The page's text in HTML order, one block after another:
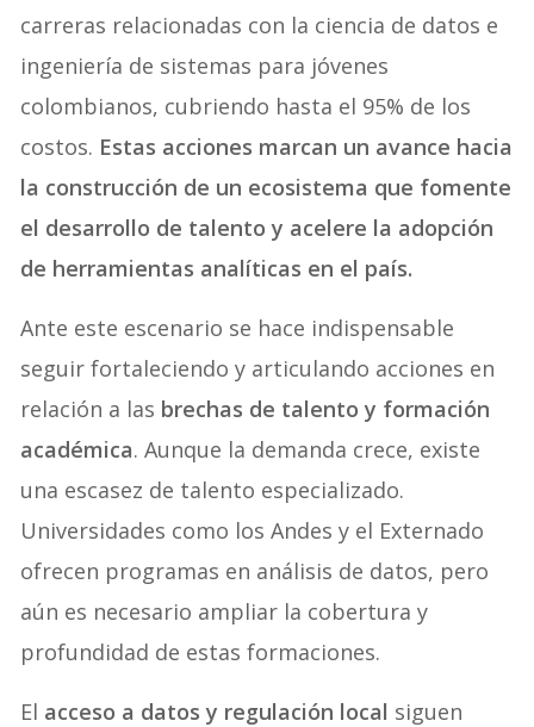
carreras relacionadas con la ciencia de datos e
ingeniería de sistemas para jóvenes
colombianos, cubriendo hasta el 95% de los
costos. Estas acciones marcan un avance hacia
la construcción de un ecosistema que fomente
el desarrollo de talento y acelere la adopción
de herramientas analíticas en el país.
Ante este escenario se hace indispensable
seguir fortaleciendo y articulando acciones en
relación a las brechas de talento y formación
académica. Aunque la demanda crece, existe
una escasez de talento especializado.
Universidades como los Andes y el Externado
ofrecen programas en análisis de datos, pero
aún es necesario ampliar la cobertura y
profundidad de estas formaciones.
El acceso a datos y regulación local siguen